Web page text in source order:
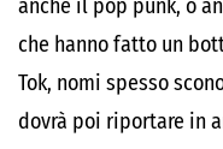
anche il pop punk, o
che hanno fatto un
Tok, nomi spesso
dovrà poi riportare in